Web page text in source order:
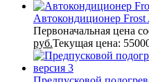
Автокондиционер
Первоначальная цена
руб.Текущая цена: